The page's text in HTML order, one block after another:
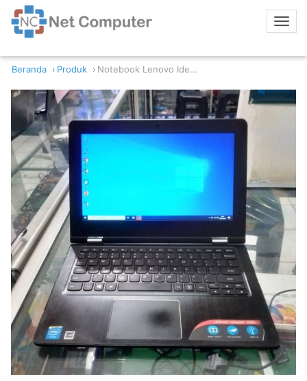
Beranda Produk Notebook Lenovo Ideapad 120S-11IAP Intel Celeron 2GB/500GB